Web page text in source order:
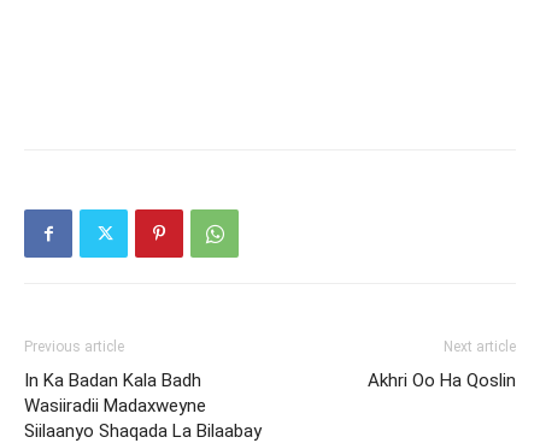
Previous article
In Ka Badan Kala Badh
Wasiiradii Madaxweyne
Siilaanyo Shaqada La Bilaabay
Next article
Akhri Oo Ha Qoslin